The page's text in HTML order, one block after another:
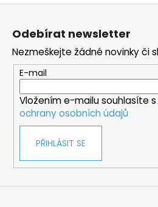
Z
Odebírat newsletter
Nezmeškejte žádné novinky či
E-mail
Vložením e-mailu souhlasíte s
ochrany osobních údajů
PŘIHLÁSIT SE